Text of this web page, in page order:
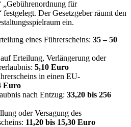
„Gebührenordnung für
festgelegt. Der Gesetzgeber räumt den
ein.
eines Führerscheins: 35 – 50
Erteilung, Verlängerung oder
5,10 Euro
in einen EU-
Euro
nach Entzug: 33,20 bis 256
oder Versagung des
11,20 bis 15,30 Euro